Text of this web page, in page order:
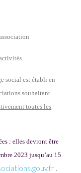
social est établi en
souhaitant
toutes les
: elles devront être
2023 jusqu’au 15